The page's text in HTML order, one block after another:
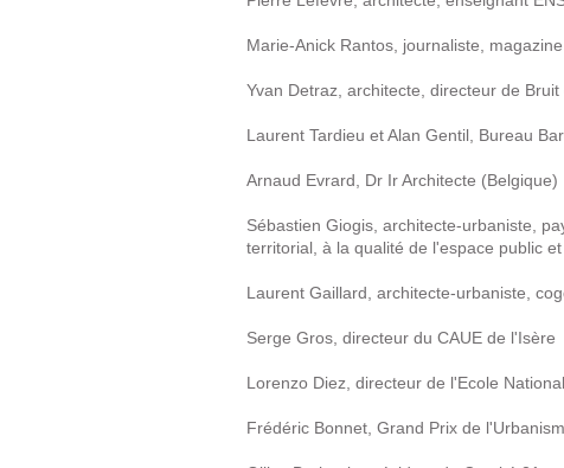
Marie-Anick Rantos, journaliste,
Yvan Detraz, architecte, directeur de
Laurent Tardieu et Alan Gentil, Bureau
Arnaud Evrard, Dr Ir Architecte (Belgique)
Sébastien Giogis, architecte-urbaniste,
territorial, à la qualité de l'espace public
Laurent Gaillard, architecte-urbaniste,
Serge Gros, directeur du CAUE de l'Isère
Lorenzo Diez, directeur de l'Ecole
Frédéric Bonnet, Grand Prix de